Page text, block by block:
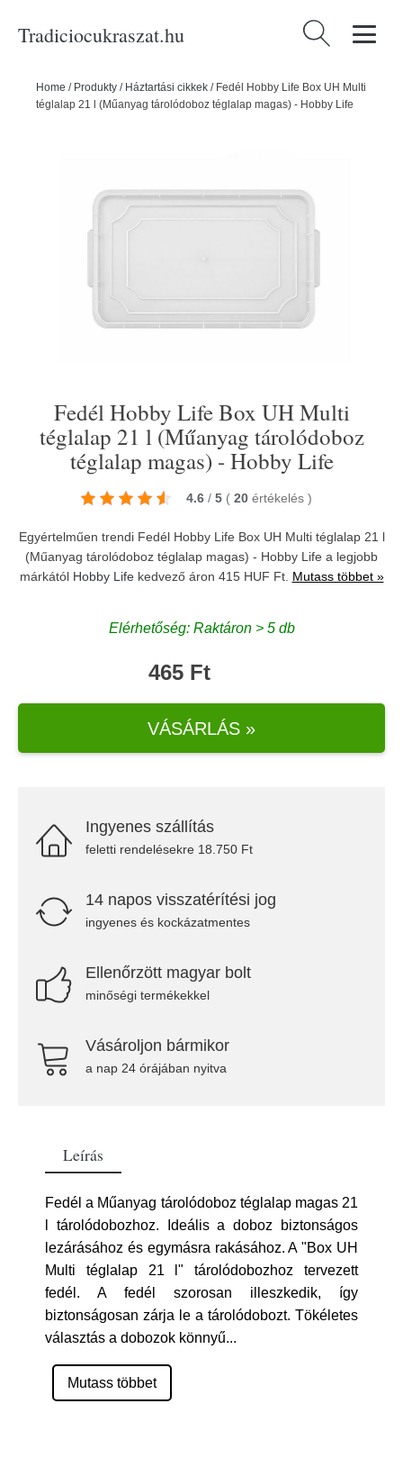
Tradiciocukraszat.hu Keresés:
Home / Produkty / Háztartási cikkek / Fedél Hobby Life Box UH Multi
téglalap 21 l (Műanyag tárolódoboz téglalap magas) - Hobby Life
Fedél Hobby Life Box UH Multi
téglalap 21 l (Műanyag tárolódoboz
téglalap magas) - Hobby Life
4.6 / 5 ( 20 értékelés )
Egyértelműen trendi Fedél Hobby Life Box UH Multi téglalap 21 l
(Műanyag tárolódoboz téglalap magas) - Hobby Life a legjobb
márkától Hobby Lifekedvező áron 415 HUF Ft. Mutass többet »
Elérhetőség: Raktáron > 5 db
465 Ft
VÁSÁRLÁS »
Ingyenes szállítás
feletti rendelésekre 18.750 Ft
14 napos visszatérítési jog
ingyenes és kockázatmentes
Ellenőrzött magyar bolt
minőségi termékekkel
Vásároljon bármikor
a nap 24 órájában nyitva
Leírás
Fedél a Műanyag tárolódoboz téglalap magas 21
l tárolódobozhoz. Ideális a doboz biztonságos
lezárásához és egymásra rakásához. A "Box UH
Multi téglalap 21 l" tárolódobozhoz tervezett
fedél. A fedél szorosan illeszkedik, így
biztonságosan zárja le a tárolódobozt. Tökéletes
választás a dobozok könnyű...
Mutass többet